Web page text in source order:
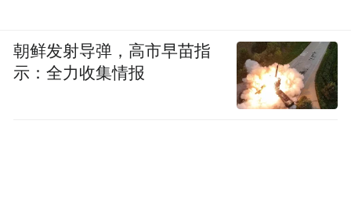
朝鲜发射导弹，高市早苗指
示：全力收集情报